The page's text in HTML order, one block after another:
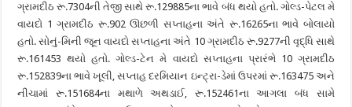
ગ્રામદીઠ રૂ.7304ની તેજી સાથે રૂ.129885ના ભાવે બંધ થયો હતો. ગોલ્ડ-પેટલ મે
વાયદો 1 ગ્રામદીઠ રૂ.902 ઊછળી સપ્તાહના અંતે રૂ.16265ના ભાવે બોલાયો
હતો. સોનું-મિની જૂન વાયદો સપ્તાહના અંતે 10 ગ્રામદીઠ રૂ.9277ની વૃદ્ધિ સાથે
રૂ.161453 થયો હતો. ગોલ્ડ-ટેન મે વાયદો સપ્તાહના પ્રારંભે 10 ગ્રામદીઠ
રૂ.152839ના ભાવે ખૂલી, સપ્તાહ દરમિયાન ઇન્ટ્રા-ડેમાં ઉપરમાં રૂ.163475 અને
નીચામાં રૂ.151684ના મથાળે અથડાઈ, રૂ.152461ના આગલા બંધ સામે